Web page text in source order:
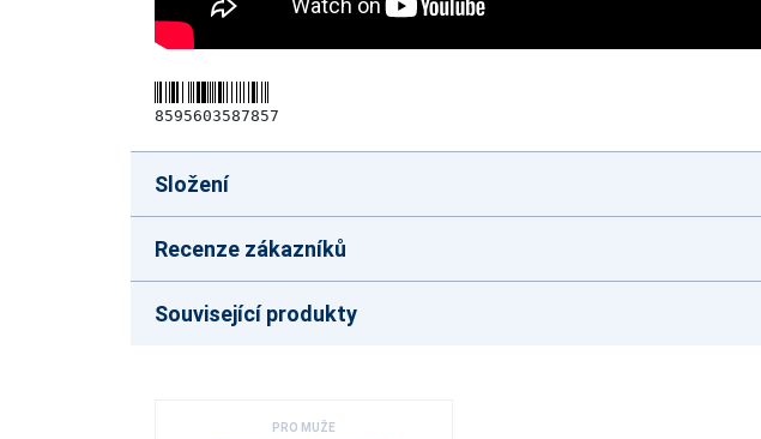
8595603587857
Složení
Recenze zákazníků
Související produkty
PRO MUŽE